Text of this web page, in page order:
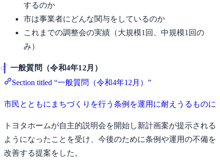
するのか
市は事業者にどんな関与をしているのか
これまでの調整会の実績（大規模1回、中規模1回の
み）
一般質問（令和4年12月）
Section titled “一般質問（令和4年12月）”
市民とともにまちづくりを行う条例を運用に耐えうるものに
トヨタホームが自主的説明会を開始し新計画案が提示される
ようになったことを受け、今後のために条例や運用の不備を
改善する提案をした。